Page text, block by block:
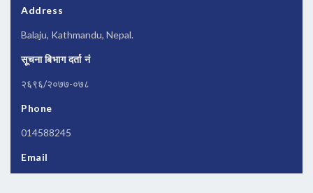
Address
Balaju, Kathmandu, Nepal.
सूचना बिभाग दर्ता नं
२६९६/२०७७-०७८
Phone
014588245
Email